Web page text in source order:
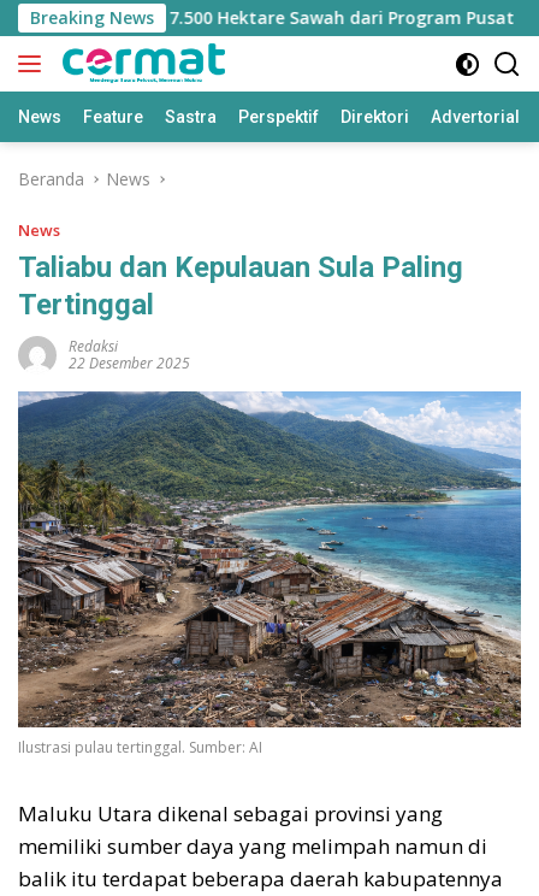
Langsung
ke
konten
Breaking News
Jatah 7.500 Hektare Sawah dari Program Pusat
News Feature Sastra Perspektif Direktori Advertorial
Beranda News
News
Taliabu dan Kepulauan Sula Paling
Tertinggal
Redaksi
22 Desember 2025
Ilustrasi pulau tertinggal. Sumber: AI
Maluku Utara dikenal sebagai provinsi yang
memiliki sumber daya yang melimpah namun di
balik itu terdapat beberapa daerah kabupatennya